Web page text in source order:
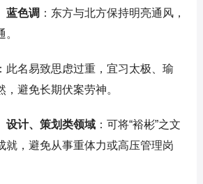
蓝色调 ：东方与北方保持明亮通风，
此名易致思虑过重，宜习太极、瑜
，避免长期伏案劳神。
设计、策划类领域：可将“裕彬”之文
就，避免从事重体力或高压管理岗